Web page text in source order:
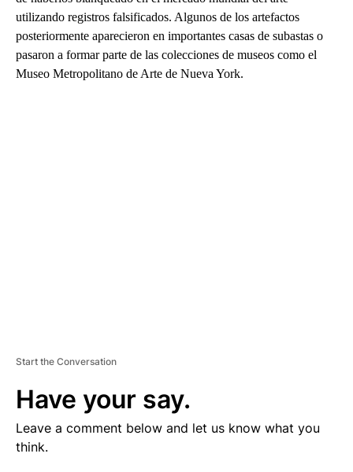
utilizando registros falsificados. Algunos de los artefactos
posteriormente aparecieron en importantes casas de subastas o
pasaron a formar parte de las colecciones de museos como el
Museo Metropolitano de Arte de Nueva York.
Start the Conversation
Have your say.
Leave a comment below and let us know what you
think.